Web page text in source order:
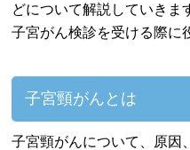
どについて解説していきま
子宮がん検診を受ける際に
子宮頸がんとは
子宮頸がんについて、原因